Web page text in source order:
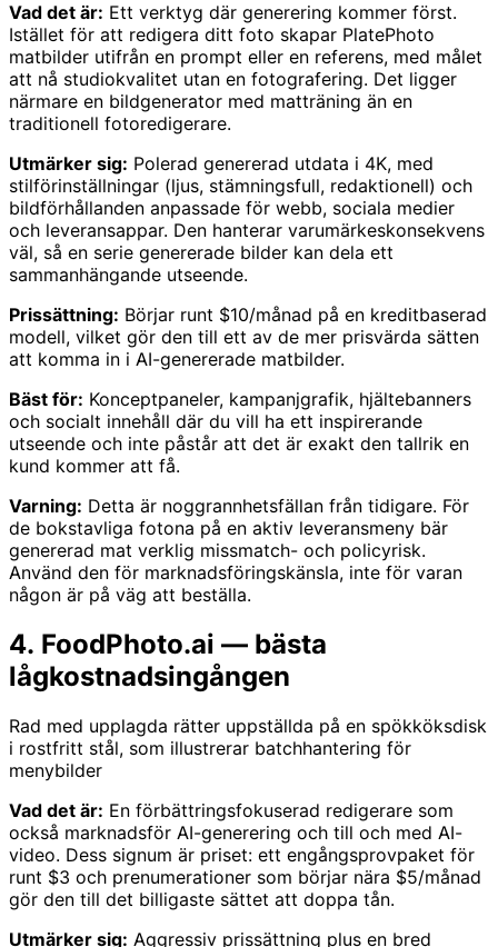
Vad det är: Ett verktyg där generering kommer först.
Istället för att redigera ditt foto skapar PlatePhoto
matbilder utifrån en prompt eller en referens, med målet
att nå studiokvalitet utan en fotografering. Det ligger
närmare en bildgenerator med matträning än en
traditionell fotoredigerare.
Utmärker sig: Polerad genererad utdata i 4K, med
stilförinställningar (ljus, stämningsfull, redaktionell) och
bildförhållanden anpassade för webb, sociala medier
och leveransappar. Den hanterar varumärkeskonsekvens
väl, så en serie genererade bilder kan dela ett
sammanhängande utseende.
Prissättning: Börjar runt $10/månad på en kreditbaserad
modell, vilket gör den till ett av de mer prisvärda sätten
att komma in i AI-genererade matbilder.
Bäst för: Konceptpaneler, kampanjgrafik, hjältebanners
och socialt innehåll där du vill ha ett inspirerande
utseende och inte påstår att det är exakt den tallrik en
kund kommer att få.
Varning: Detta är noggrannhetsfällan från tidigare. För
de bokstavliga fotona på en aktiv leveransmeny bär
genererad mat verklig missmatch- och policyrisk.
Använd den för marknadsföringskänsla, inte för varan
någon är på väg att beställa.
4. FoodPhoto.ai — bästa
lågkostnadsingången
Rad med upplagda rätter uppställda på en spökköksdisk
i rostfritt stål, som illustrerar batchhantering för
menybilder
Vad det är: En förbättringsfokuserad redigerare som
också marknadsför AI-generering och till och med AI-
video. Dess signum är priset: ett engångsprovpaket för
runt $3 och prenumerationer som börjar nära $5/månad
gör den till det billigaste sättet att doppa tån.
Utmärker sig: Aggressiv prissättning plus en bred